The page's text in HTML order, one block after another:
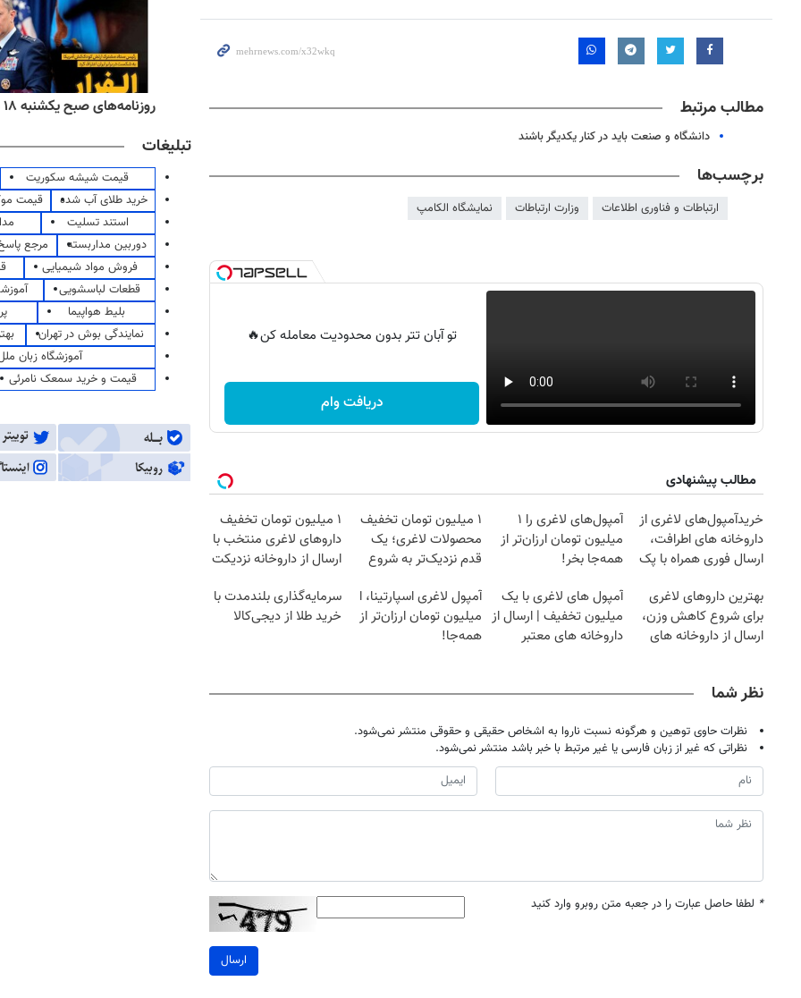
مطالب مرتبط
دانشگاه و صنعت باید در کنار یکدیگر باشند
برچسب‌ها
ارتباطات و فناوری اطلاعات وزارت ارتباطات نمایشگاه الکامپ
تو آبان تتر بدون محدودیت معامله کن🔥
دریافت وام
مطالب پیشنهادی
خریدآمپول‌های لاغری از
داروخانه های اطرافت،
ارسال فوری همراه با پک
آمپول‌های لاغری را ۱
میلیون تومان ارزان‌تر از
همه‌جا بخر!
۱ میلیون تومان تخفیف
محصولات لاغری؛ یک
قدم نزدیک‌تر به شروع
۱ میلیون تومان تخفیف
داروهای لاغری منتخب با
ارسال از داروخانه نزدیکت
بهترین داروهای لاغری
برای شروع کاهش وزن،
ارسال از داروخانه های
آمپول های لاغری با یک
میلیون تخفیف | ارسال از
داروخانه های معتبر
آمپول لاغری اسپارتینا، ا
میلیون تومان ارزان‌تر از
همه‌جا!
سرمایه‌گذاری بلندمدت با
خرید طلا از دیجی‌کالا
نظر شما
نظرات حاوی توهین و هرگونه نسبت ناروا به اشخاص حقیقی و حقوقی منتشر نمی‌شود.
نظراتی که غیر از زبان فارسی یا غیر مرتبط با خبر باشد منتشر نمی‌شود.
* لطفا حاصل عبارت را در جعبه متن روبرو وارد کنید
ارسال
روزنامه‌های ورزشی یکشنبه ۱۸ مرداد ۱۴۰۵ روزنامه‌های اقتصادی یکشنبه ۱۸ مرداد ۱۴۰۵ روزنامه‌های صبح یکشنبه ۱۸ مرداد ۱۴۰۵
تبلیغات
قیمت شیشه سکوریت
خرید طلای آب شده
قیمت
استند تسلیت
دوربین مداربسته
مرجع
فروش مواد شیمیایی
قطعات لباسشویی
بلیط هواپیما
نمایندگی بوش در تهران
آموزشگاه زبان
قیمت و خرید سمعک نامرئی